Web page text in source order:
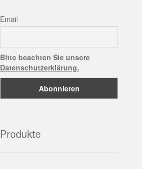
Email
Bitte beachten Sie unsere
Datenschutzerklärung.
Produkte